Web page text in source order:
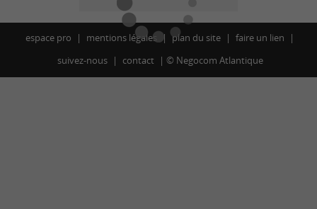
espace pro mentions légales plan du site
faire un lien
suivez-nous
contact © Negocom Atlantique